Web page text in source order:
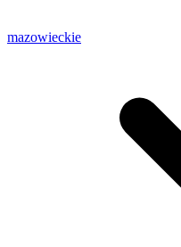
mazowieckie